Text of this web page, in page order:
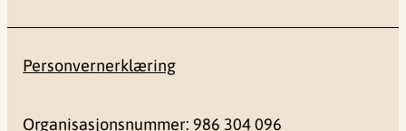
Personvernerklæring
Organisasjonsnummer: 986 304 096